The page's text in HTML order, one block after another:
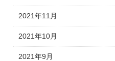
2021年11月
2021年10月
2021年9月